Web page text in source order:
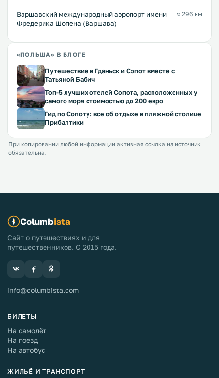
Варшавский международный аэропорт имени
Фредерика Шопена (Варшава)
≈ 296 км
«ПОЛЬША» В БЛОГЕ
Путешествие в Гданьск и Сопот вместе с
Татьяной Бабич
Топ-5 лучших отелей Сопота, расположенных у
самого моря стоимостью до 200 евро
Гид по Сопоту: все об отдыхе в пляжной столице
Прибалтики
При копировании любой информации активная ссылка на источник
обязательна.
Columbista
Сайт о путешествиях и для
путешественников. С 2015 года.
info@columbista.com
БИЛЕТЫ
На самолёт
На поезд
На автобус
ЖИЛЬЁ И ТРАНСПОРТ